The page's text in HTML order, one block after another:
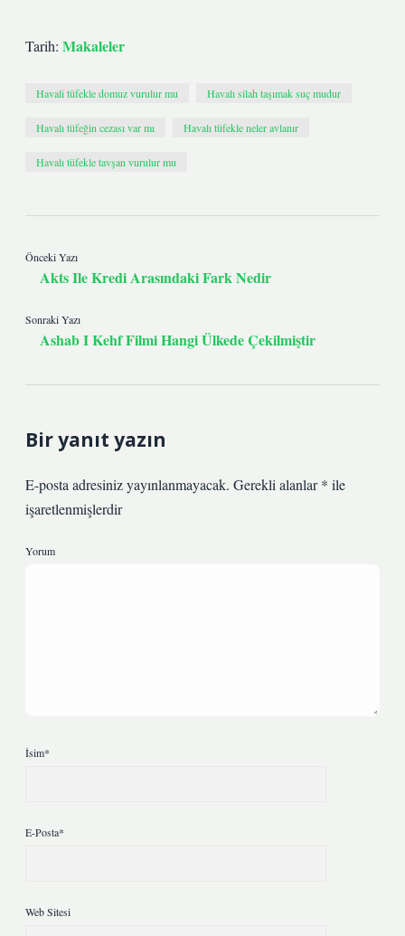
Tarih: Makaleler
Havali tüfekle domuz vurulur mu Havalı silah taşımak suç mudur
Havalı tüfeğin cezası var mı Havalı tüfekle neler avlanır
Havalı tüfekle tavşan vurulur mu
Önceki Yazı
Akts Ile Kredi Arasındaki Fark Nedir
Sonraki Yazı
Ashab I Kehf Filmi Hangi Ülkede Çekilmiştir
Bir yanıt yazın
E-posta adresiniz yayınlanmayacak. Gerekli alanlar* ile
işaretlenmişlerdir
Yorum
İsim*
E-Posta*
Web Sitesi